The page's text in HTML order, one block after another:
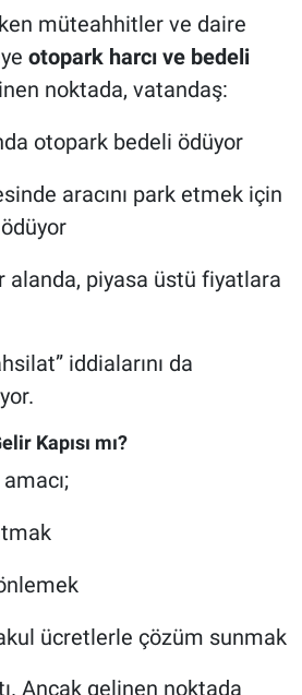
müteahhitler ve daire
otopark harcı ve bedeli
noktada, vatandaş:
otopark bedeli ödüyor
aracını park etmek için
alanda, piyasa üstü fiyatlara
iddialarını da
Kapısı mı?
ücretlerle çözüm sunmak
Ancak gelinen noktada